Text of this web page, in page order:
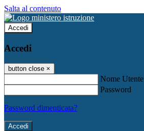
Salta al contenuto
Accedi
Accedi
button close ×
Nome Utente
Password
Password dimenticata?